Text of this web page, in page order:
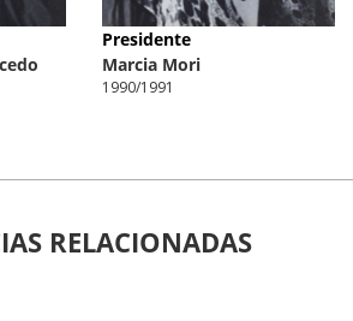
Presidente
Marcia Mori
1990/1991
RELACIONADAS